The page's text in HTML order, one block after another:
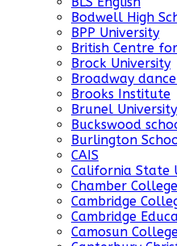
Bodwell High
BPP University
British Centre
Brock University
Broadway
Brooks Institute
Brunel University
Buckswood
Burlington
CAIS
California State
Chamber College
Cambridge
Cambridge
Camosun